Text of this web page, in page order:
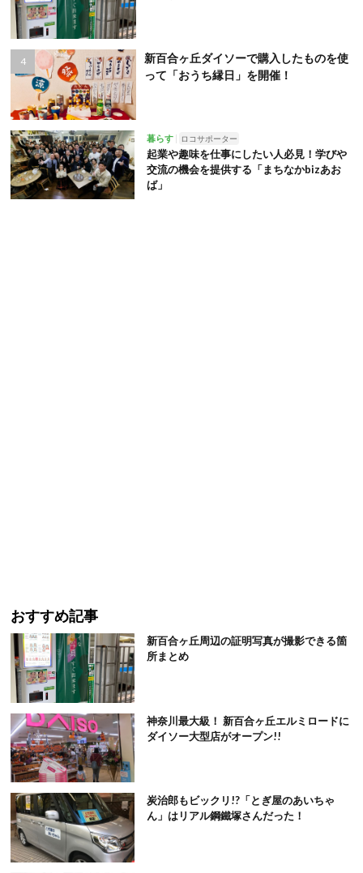
新百合ヶ丘ダイソーで購入したものを使
って「おうち縁日」を開催！
暮らす ロコサポーター
起業や趣味を仕事にしたい人必見！学びや
交流の機会を提供する「まちなかbizあお
ば」
おすすめ記事
新百合ヶ丘周辺の証明写真が撮影できる箇
所まとめ
神奈川最大級！ 新百合ヶ丘エルミロードに
ダイソー大型店がオープン!!
炭治郎もビックリ!?「とぎ屋のあいちゃ
ん」はリアル鋼鐵塚さんだった！